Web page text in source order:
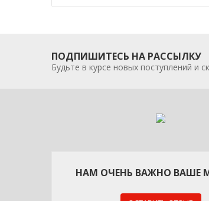
ПОДПИШИТЕСЬ НА РАССЫЛКУ
Будьте в курсе новых поступлений и
НАМ ОЧЕНЬ ВАЖНО ВАШЕ